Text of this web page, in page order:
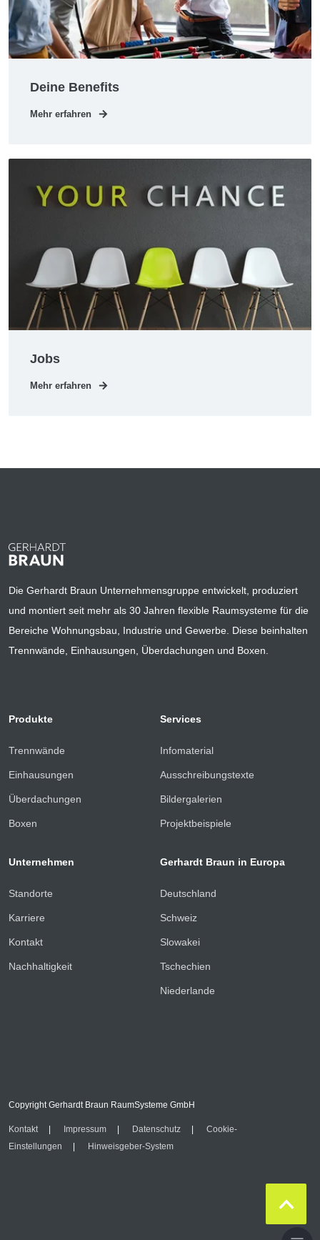
Deine Benefits
Mehr erfahren
Jobs
Mehr erfahren
Die Gerhardt Braun Unternehmensgruppe entwickelt, produziert
und montiert seit mehr als 30 Jahren flexible Raumsysteme für die
Bereiche Wohnungsbau, Industrie und Gewerbe. Diese beinhalten
Trennwände, Einhausungen, Überdachungen und Boxen.
Produkte
Trennwände
Einhausungen
Überdachungen
Boxen
Services
Infomaterial
Ausschreibungstexte
Bildergalerien
Projektbeispiele
Unternehmen
Standorte
Karriere
Kontakt
Nachhaltigkeit
Gerhardt Braun in Europa
Deutschland
Schweiz
Slowakei
Tschechien
Niederlande
Copyright Gerhardt Braun RaumSysteme GmbH
Kontakt Impressum Datenschutz
Cookie-
Einstellungen
Hinweisgeber-System